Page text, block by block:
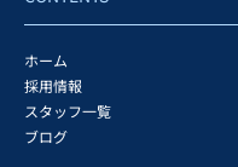
ホーム
採用情報
スタッフ一覧
ブログ